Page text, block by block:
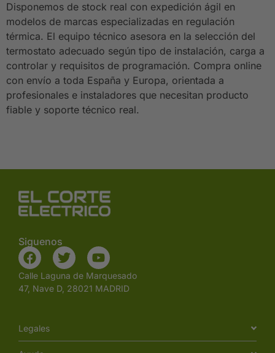
Disponemos de stock real con expedición ágil en
modelos de marcas especializadas en regulación
térmica. El equipo técnico asesora en la selección del
termostato adecuado según tipo de instalación, carga a
controlar y requisitos de programación. Compra online
con envío a toda España y Europa, orientada a
profesionales e instaladores que necesitan producto
fiable y soporte técnico real.
Siguenos
Calle Laguna de Marquesado
47, Nave D, 28021 MADRID
Legales